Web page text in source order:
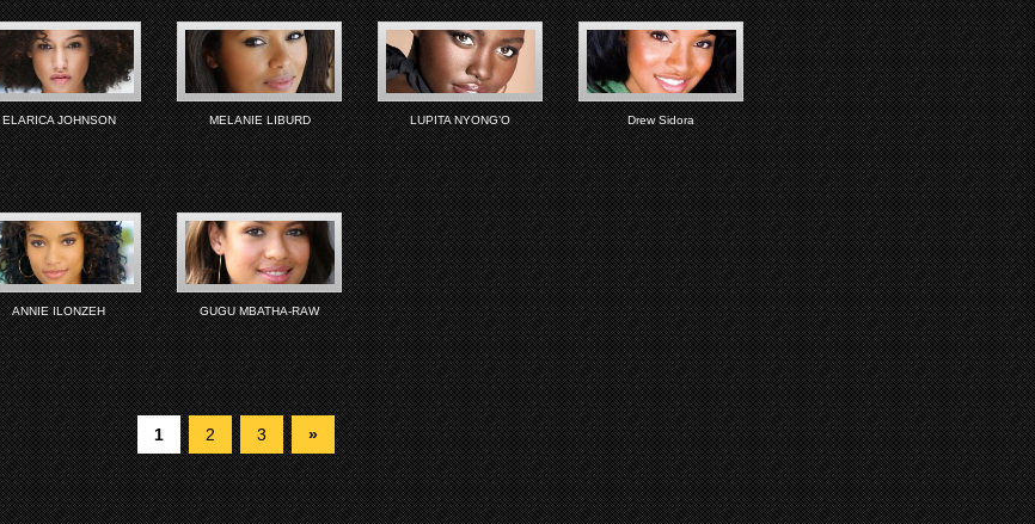
ELARICA JOHNSON MELANIE LIBURD LUPITA NYONG’O Drew Sidora
ANNIE ILONZEH GUGU MBATHA-RAW
1 2 3 »